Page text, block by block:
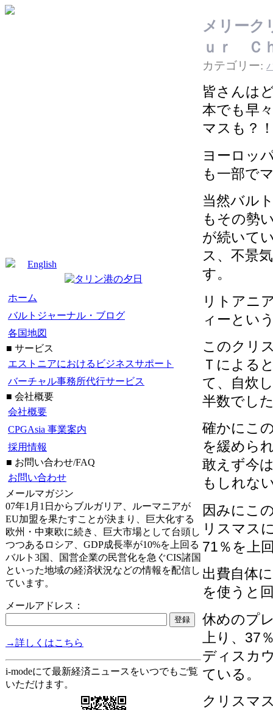
English
ホーム
バルトジャーナル・ブログ
各国地図
■ サービス
エストニアにおけるビジネスサポート
バーチャル事務所代行サービス
■ 会社概要
会社概要
CPGAsia 事業案内
採用情報
■ お問い合わせ/FAQ
お問い合わせ
メールマガジン
07年1月1日からブルガリア、ルーマニアが
EU加盟を果たすことが決まり、巨大化する
欧州・中東欧に続き、巨大市場として台頭し
つつあるロシア、GDP成長率が10%を上回る
バルト3国、国営企業の民営化を急ぐCIS諸国
といった地域の経済状況などの情報を配信し
ています。
メールアドレス：
→詳しくはこちら
i-modeにて最新経済ニュースをいつでもご覧
いただけます。
メリー
ｕｒ Ｃ
カテゴリー:
皆さんは
本でも早
マスも？
ヨーロッ
も一部で
当然バル
もその勢
が続いて
ス、不景
す。
リトアニ
ィーとい
このクリ
Ｔによる
て、自炊
半数でし
確かにこ
を緩めら
敢えず今
もしれな
因みにこ
リスマス
71％を上
出費自体
を使うと
休めのプ
上り、37
ディスカ
ている。
クリスマ